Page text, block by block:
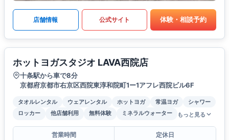
店舗情報 公式サイト 体験・相談予約
ホットヨガスタジオ LAVA西院店
十条駅から車で8分
京都府京都市右京区西院東淳和院町1ー1アフレ西院ビル6F
タオルレンタル ウェアレンタル ホットヨガ 常温ヨガ
シャワー
ロッカー
他店舗利用 無料体験 ミネラルウォーター もっと見る
営業時間
定休日